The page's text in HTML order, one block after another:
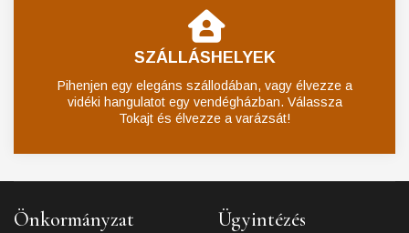
SZÁLLÁSHELYEK
Pihenjen egy elegáns szállodában, vagy élvezze a
vidéki hangulatot egy vendégházban. Válassza
Tokajt és élvezze a varázsát!
Önkormányzat Ügyintézés